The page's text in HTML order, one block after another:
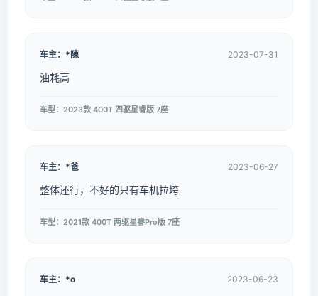
车主：*陳 2023-07-31
油耗高
车型：2023款 400T 四驱星睿版 7座
车主：*爸 2023-06-27
整体还行，不好的只有车机拉垮
车型：2021款 400T 两驱星睿Pro版 7座
车主：*o 2023-06-23